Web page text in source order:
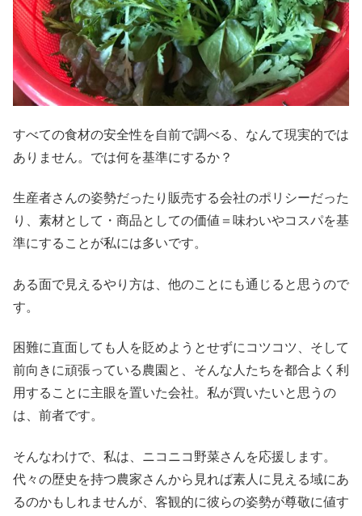
すべての食材の安全性を自前で調べる、なんて現実的では
ありません。では何を基準にするか？
生産者さんの姿勢だったり販売する会社のポリシーだった
り、素材として・商品としての価値＝味わいやコスパを基
準にすることが私には多いです。
ある面で見えるやり方は、他のことにも通じると思うので
す。
困難に直面しても人を貶めようとせずにコツコツ、そして
前向きに頑張っている農園と、そんな人たちを都合よく利
用することに主眼を置いた会社。私が買いたいと思うの
は、前者です。
そんなわけで、私は、ニコニコ野菜さんを応援します。
代々の歴史を持つ農家さんから見れば素人に見える域にあ
るのかもしれませんが、客観的に彼らの姿勢が尊敬に値す